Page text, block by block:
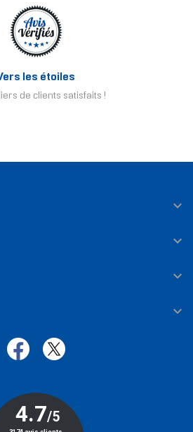
les étoiles
de clients satisfaits !



